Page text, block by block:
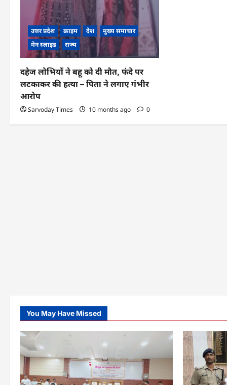
उत्तर प्रदेश क्राइम देश
मुख्य समाचार
मेन स्लाइड
राज्य
दहेज लोभियों ने बहू को दी मौत, फंदे पर
लटकाकर की हत्या – पिता ने लगाए गंभीर
आरोप
Sarvoday Times 10 months ago 0
You May Have Missed